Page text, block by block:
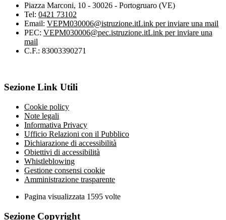
Piazza Marconi, 10 - 30026 - Portogruaro (VE)
Tel: 0421 73102
Email: VEPM030006@istruzione.itLink per inviare una mail
PEC: VEPM030006@pec.istruzione.itLink per inviare una
mail
C.F.: 83003390271
Sezione Link Utili
Cookie policy
Note legali
Informativa Privacy
Ufficio Relazioni con il Pubblico
Dichiarazione di accessibilità
Obiettivi di accessibilità
Whistleblowing
Gestione consensi cookie
Amministrazione trasparente
Pagina visualizzata 1595 volte
Sezione Copyright